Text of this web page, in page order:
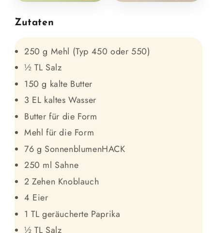
Zutaten
250 g Mehl (Typ 450 oder 550)
½ TL Salz
150 g kalte Butter
3 EL kaltes Wasser
Butter für die Form
Mehl für die Form
76 g SonnenblumenHACK
250 ml Sahne
2 Zehen Knoblauch
4 Eier
1 TL geräucherte Paprika
½ TL Salz